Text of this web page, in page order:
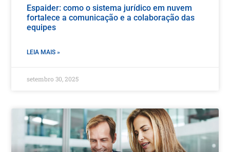
Espaider: como o sistema jurídico em nuvem
fortalece a comunicação e a colaboração das
equipes
LEIA MAIS »
setembro 30, 2025